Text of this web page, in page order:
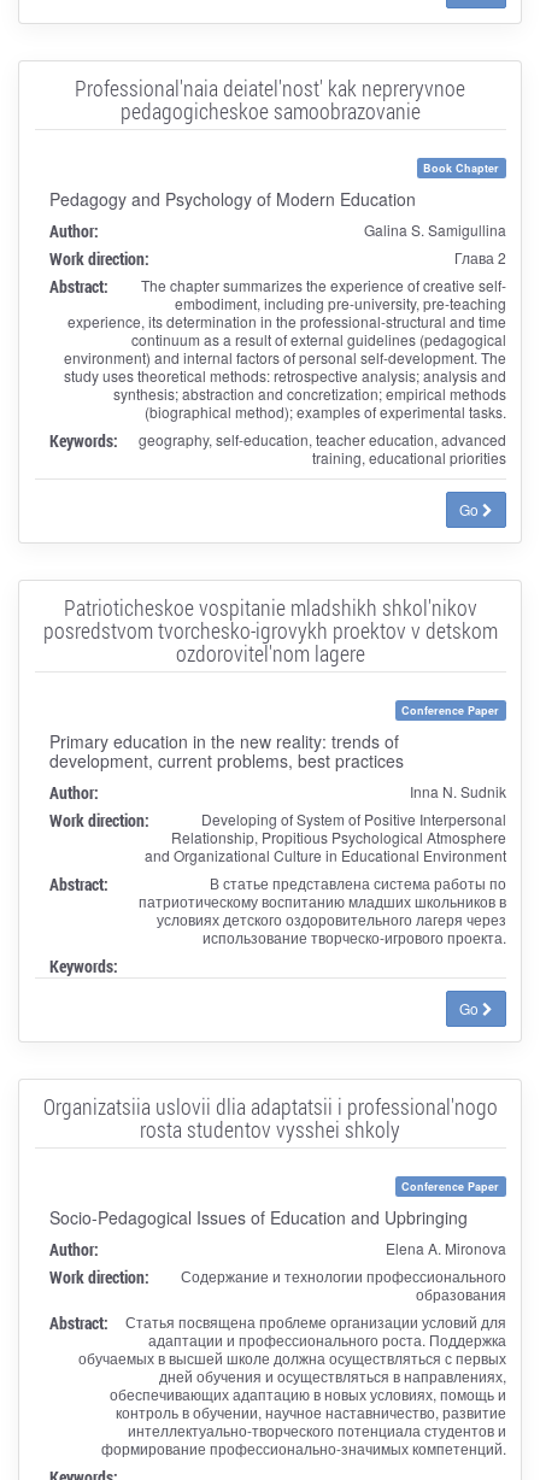
Professional'naia deiatel'nost' kak nepreryvnoe
pedagogicheskoe samoobrazovanie
Book Chapter
Pedagogy and Psychology of Modern Education
Author: Galina S. Samigullina
Work direction: Глава 2
Abstract:
The chapter summarizes the experience of creative self-
embodiment, including pre-university, pre-teaching
experience, its determination in the professional-structural and time
continuum as a result of external guidelines (pedagogical
environment) and internal factors of personal self-development. The
study uses theoretical methods: retrospective analysis; analysis and
synthesis; abstraction and concretization; empirical methods
(biographical method); examples of experimental tasks.
Keywords:
geography, self-education, teacher education, advanced
training, educational priorities
Go
Patrioticheskoe vospitanie mladshikh shkol'nikov
posredstvom tvorchesko-igrovykh proektov v detskom
ozdorovitel'nom lagere
Conference Paper
Primary education in the new reality: trends of
development, current problems, best practices
Author: Inna N. Sudnik
Work direction:
Developing of System of Positive Interpersonal
Relationship, Propitious Psychological Atmosphere
and Organizational Culture in Educational Environment
Abstract:
В статье представлена система работы по
патриотическому воспитанию младших школьников в
условиях детского оздоровительного лагеря через
использование творческо-игрового проекта.
Keywords:
Go
Organizatsiia uslovii dlia adaptatsii i professional'nogo
rosta studentov vysshei shkoly
Conference Paper
Socio-Pedagogical Issues of Education and Upbringing
Author: Elena A. Mironova
Work direction:
Содержание и технологии профессионального
образования
Abstract:
Статья посвящена проблеме организации условий для
адаптации и профессионального роста. Поддержка
обучаемых в высшей школе должна осуществляться с первых
дней обучения и осуществляться в направлениях,
обеспечивающих адаптацию в новых условиях, помощь и
контроль в обучении, научное наставничество, развитие
интеллектуально-творческого потенциала студентов и
формирование профессионально-значимых компетенций.